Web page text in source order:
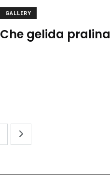
GALLERY
Che gelida pralina